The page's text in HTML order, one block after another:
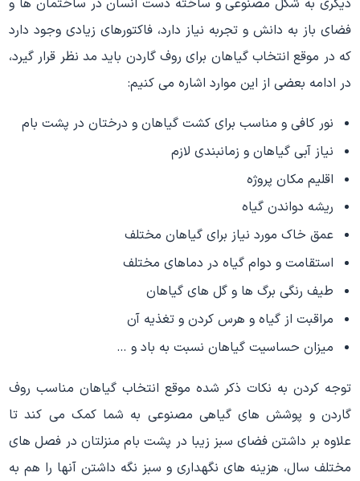
دیگری به شکل مصنوعی و ساخته دست انسان در ساختمان ها و
فضای باز به دانش و تجربه نیاز دارد، فاکتورهای زیادی وجود دارد
که در موقع انتخاب گیاهان برای روف گاردن باید مد نظر قرار گیرد،
در ادامه بعضی از این موارد اشاره می کنیم:
نور کافی و مناسب برای کشت گیاهان و درختان در پشت بام
نیاز آبی گیاهان و زمانبندی لازم
اقلیم مکان پروژه
ریشه دواندن گیاه
عمق خاک مورد نیاز برای گیاهان مختلف
استقامت و دوام گیاه در دماهای مختلف
طیف رنگی برگ ها و گل های گیاهان
مراقبت از گیاه و هرس کردن و تغذیه آن
میزان حساسیت گیاهان نسبت به باد و …
توجه کردن به نکات ذکر شده موقع انتخاب گیاهان مناسب روف
گاردن و پوشش های گیاهی مصنوعی به شما کمک می کند تا
علاوه بر داشتن فضای سبز زیبا در پشت بام منزلتان در فصل های
مختلف سال، هزینه های نگهداری و سبز نگه داشتن آنها را هم به